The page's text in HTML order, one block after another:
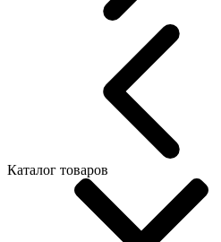
Каталог товаров